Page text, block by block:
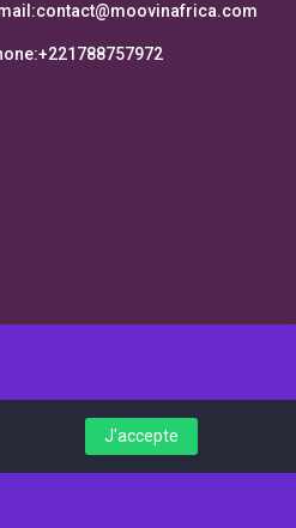
contact@moovinafrica.com
+221788757972
J'accepte